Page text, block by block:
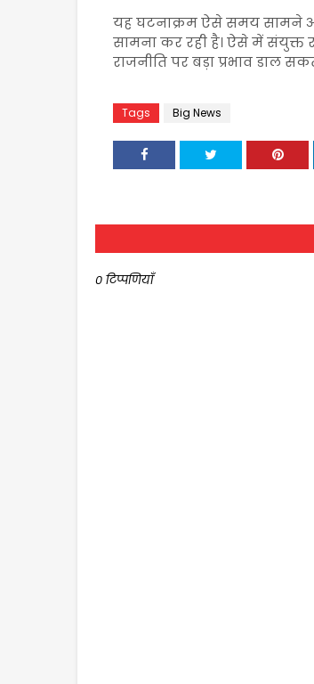
यह घटनाक्रम ऐसे समय सामने
सामना कर रही है। ऐसे में संयुक्त
राजनीति पर बड़ा प्रभाव डाल
Tags Big News
0 टिप्पणियाँ